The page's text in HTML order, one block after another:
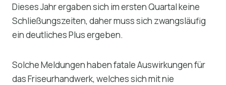
Dieses Jahr ergaben sich im ersten Quartal keine
Schließungszeiten, daher muss sich zwangsläufig
ein deutliches Plus ergeben.
Solche Meldungen haben fatale Auswirkungen für
das Friseurhandwerk, welches sich mit nie